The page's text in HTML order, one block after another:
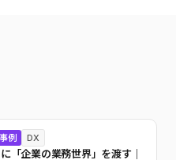
例 DX
「企業の業務世界」を渡す｜